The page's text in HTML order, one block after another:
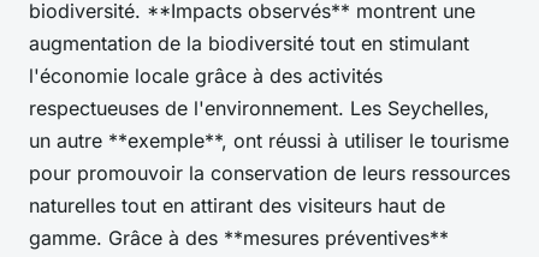
biodiversité. **Impacts observés** montrent une
augmentation de la biodiversité tout en stimulant
l'économie locale grâce à des activités
respectueuses de l'environnement. Les Seychelles,
un autre **exemple**, ont réussi à utiliser le tourisme
pour promouvoir la conservation de leurs ressources
naturelles tout en attirant des visiteurs haut de
gamme. Grâce à des **mesures préventives**